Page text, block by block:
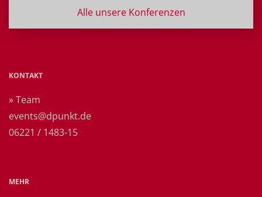
Alle unsere Konferenzen
KONTAKT
» Team
events@dpunkt.de
06221 / 1483-15
MEHR